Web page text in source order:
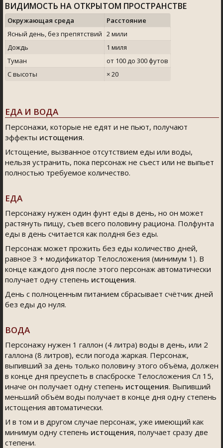
ВИДИМОСТЬ НА ОТКРЫТОМ ПРОСТРАНСТВЕ
Окружающая среда
Расстояние
Ясный день, без препятствий 2 мили
Дождь
1 миля
Туман
от 100 до 300 футов
С высоты
× 20
ЕДА И ВОДА
Персонажи, которые не едят и не пьют, получают
эффекты истощения.
Истощение, вызванное отсутствием еды или воды,
нельзя устранить, пока персонаж не съест или не выпьет
полностью требуемое количество.
ЕДА
Персонажу нужен один фунт еды в день, но он может
растянуть пищу, съев всего половину рациона. Полфунта
еды в день считается как полдня без еды.
Персонаж может прожить без еды количество дней,
равное 3 + модификатор Телосложения (минимум 1). В
конце каждого дня после этого персонаж автоматически
получает одну степень истощения.
День с полноценным питанием сбрасывает счётчик дней
без еды до нуля.
ВОДА
Персонажу нужен 1 галлон (4 литра) воды в день, или 2
галлона (8 литров), если погода жаркая. Персонаж,
выпивший за день только половину этого объёма, должен
в конце дня преуспеть в спасброске Телосложения Сл 15,
иначе он получает одну степень истощения. Выпивший
меньший объём воды получает в конце дня одну степень
истощения автоматически.
И в том и в другом случае персонаж, уже имеющий как
минимум одну степень истощения, получает сразу две
степени.